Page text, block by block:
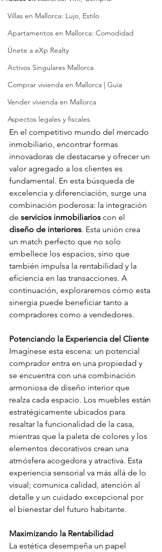
Villas en Mallorca: Lujo, Estilo
Apartamentos en Mallorca: Comodidad
Únete a eXp Realty
Activos Singulares Mallorca
Comprar vivienda en Mallorca | Guía
Vender vivienda en Mallorca
Aspectos legales y fiscales
En el competitivo mundo del mercado
inmobiliario, encontrar formas
innovadoras de destacarse y ofrecer un
valor agregado a los clientes es
fundamental. En esta búsqueda de
excelencia y diferenciación, surge una
combinación poderosa: la integración
de servicios inmobiliarios con el
diseño de interiores. Esta unión crea
un match perfecto que no solo
embellece los espacios, sino que
también impulsa la rentabilidad y la
eficiencia en las transacciones. A
continuación, exploraremos cómo esta
sinergia puede beneficiar tanto a
compradores como a vendedores.
Potenciando la Experiencia del Cliente
Imagínese esta escena: un potencial
comprador entra en una propiedad y
se encuentra con una combinación
armoniosa de diseño interior que
realza cada espacio. Los muebles están
estratégicamente ubicados para
resaltar la funcionalidad de la casa,
mientras que la paleta de colores y los
elementos decorativos crean una
atmósfera acogedora y atractiva. Esta
experiencia sensorial va más allá de lo
visual; comunica calidad, atención al
detalle y un cuidado excepcional por
el bienestar del futuro habitante.
Maximizando la Rentabilidad
La estética desempeña un papel